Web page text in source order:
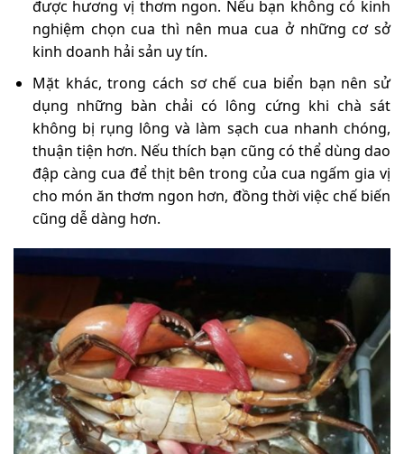
được hương vị thơm ngon. Nếu bạn không có kinh
nghiệm chọn cua thì nên mua cua ở những cơ sở
kinh doanh hải sản uy tín.
Mặt khác, trong cách sơ chế cua biển bạn nên sử
dụng những bàn chải có lông cứng khi chà sát
không bị rụng lông và làm sạch cua nhanh chóng,
thuận tiện hơn. Nếu thích bạn cũng có thể dùng dao
đập càng cua để thịt bên trong của cua ngấm gia vị
cho món ăn thơm ngon hơn, đồng thời việc chế biến
cũng dễ dàng hơn.